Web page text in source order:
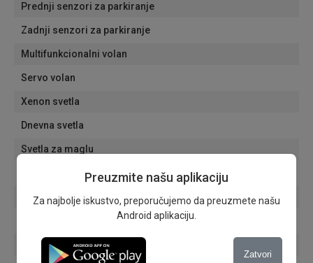
Prednji senzori za parkiranje
Zadnji senzori za parkiranje
Multifunkcionalni volan
Servo volan
Xenon svetla
Dnevna svetla
Svetla za maglu
Senzori za svetla
Senzori za kisu
Električni retrovizori
Preuzmite našu aplikaciju
Za najbolje iskustvo, preporučujemo da preuzmete našu
Android aplikaciju.
Zatvori